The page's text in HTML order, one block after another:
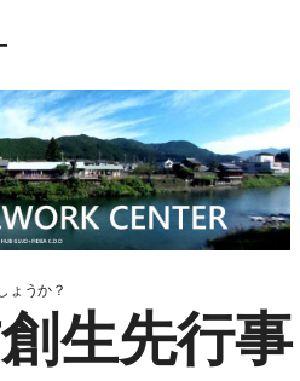
an inquiry
ょうか？
生先行事